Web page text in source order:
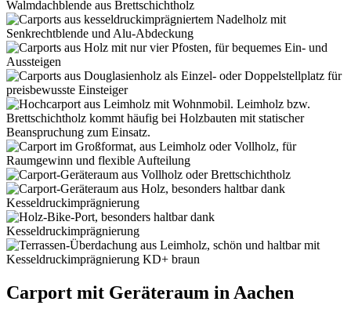
Carport mit Geräteraum in Aachen